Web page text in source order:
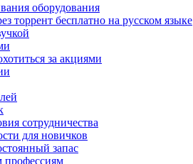
оборудования
торрент бесплатно на русском языке
за акциями
сотрудничества
для новичков
запас
профессиям